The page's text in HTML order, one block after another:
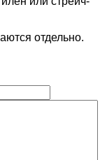
отдельно.